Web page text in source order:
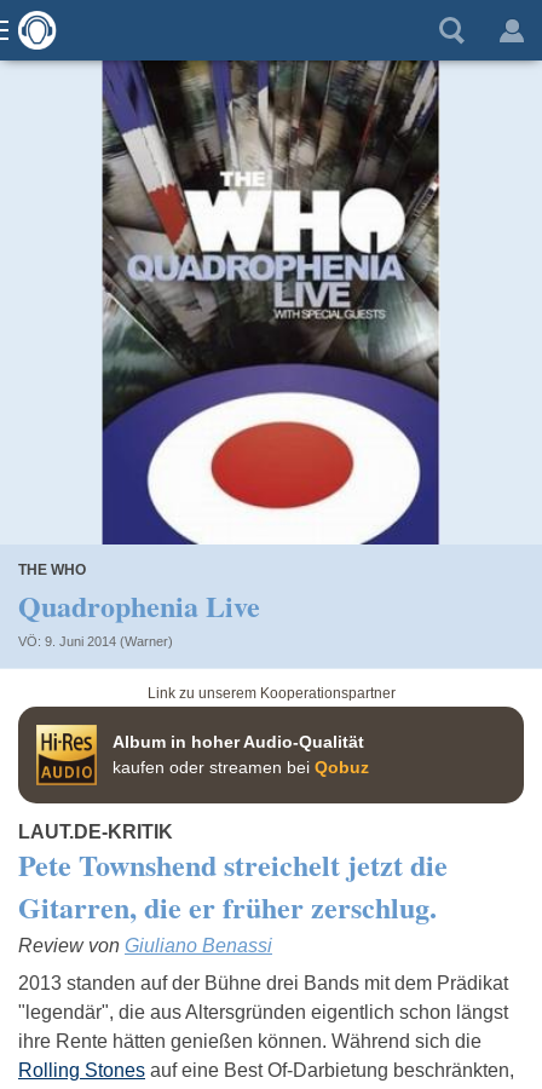
THE WHO
Quadrophenia Live
VÖ: 9. Juni 2014 (Warner)
Link zu unserem Kooperationspartner
Album in hoher Audio-Qualität
kaufen oder streamen bei Qobuz
LAUT.DE-KRITIK
Pete Townshend streichelt jetzt die
Gitarren, die er früher zerschlug.
Review von Giuliano Benassi
2013 standen auf der Bühne drei Bands mit dem Prädikat
"legendär", die aus Altersgründen eigentlich schon längst
ihre Rente hätten genießen können. Während sich die
Rolling Stones auf eine Best Of-Darbietung beschränkten,